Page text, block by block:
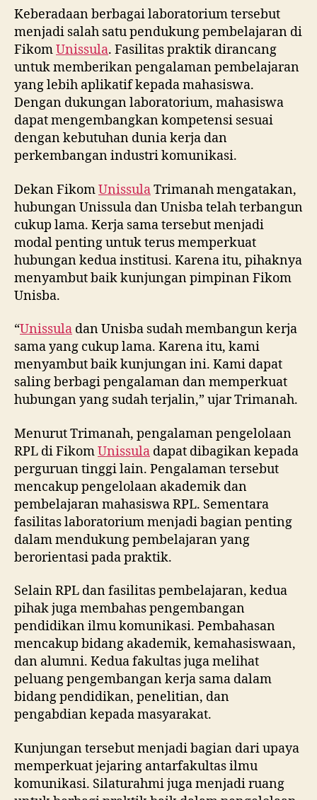
Keberadaan berbagai laboratorium tersebut
menjadi salah satu pendukung pembelajaran di
FikomUnissula. Fasilitas praktik dirancang
untuk memberikan pengalaman pembelajaran
yang lebih aplikatif kepada mahasiswa.
Dengan dukungan laboratorium, mahasiswa
dapat mengembangkan kompetensi sesuai
dengan kebutuhan dunia kerja dan
perkembangan industri komunikasi.
Dekan FikomUnissulaTrimanah mengatakan,
hubungan Unissula dan Unisba telah terbangun
cukup lama. Kerja sama tersebut menjadi
modal penting untuk terus memperkuat
hubungan kedua institusi. Karena itu, pihaknya
menyambut baik kunjungan pimpinan Fikom
Unisba.
“Unissula dan Unisba sudah membangun kerja
sama yang cukup lama. Karena itu, kami
menyambut baik kunjungan ini. Kami dapat
saling berbagi pengalaman dan memperkuat
hubungan yang sudah terjalin,” ujar Trimanah.
Menurut Trimanah, pengalaman pengelolaan
RPL di FikomUnissula dapat dibagikan kepada
perguruan tinggi lain. Pengalaman tersebut
mencakup pengelolaan akademik dan
pembelajaran mahasiswa RPL. Sementara
fasilitas laboratorium menjadi bagian penting
dalam mendukung pembelajaran yang
berorientasi pada praktik.
Selain RPL dan fasilitas pembelajaran, kedua
pihak juga membahas pengembangan
pendidikan ilmu komunikasi. Pembahasan
mencakup bidang akademik, kemahasiswaan,
dan alumni. Kedua fakultas juga melihat
peluang pengembangan kerja sama dalam
bidang pendidikan, penelitian, dan
pengabdian kepada masyarakat.
Kunjungan tersebut menjadi bagian dari upaya
memperkuat jejaring antarfakultas ilmu
komunikasi. Silaturahmi juga menjadi ruang